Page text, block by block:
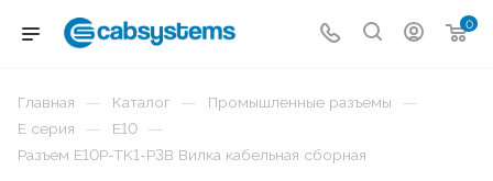
0
Главная — Каталог — Промышленные разъемы —
E серия — E10 —
Разъем E10P-TK1-P3B Вилка кабельная сборная